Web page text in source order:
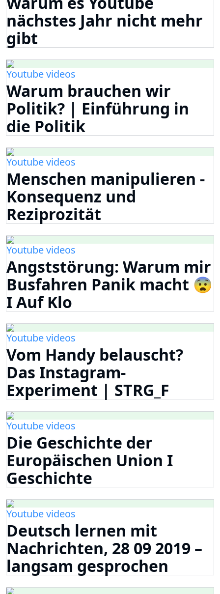
nächstes Jahr nicht mehr
gibt
Youtube videos
Warum brauchen wir
Politik? | Einführung in
die Politik
Youtube videos
Menschen manipulieren -
Konsequenz und
Reziprozität
Youtube videos
Angststörung: Warum mir
Busfahren Panik macht 😨
I Auf Klo
Youtube videos
Vom Handy belauscht?
Das Instagram-
Experiment | STRG_F
Youtube videos
Die Geschichte der
Europäischen Union I
Geschichte
Youtube videos
Deutsch lernen mit
Nachrichten, 28 09 2019 –
langsam gesprochen